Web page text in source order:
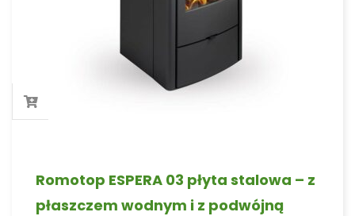
Romotop ESPERA 03 płyta stalowa – z
płaszczem wodnym i z podwójną